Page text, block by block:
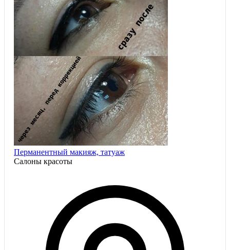
Перманентный макияж, татуаж
Салоны красоты